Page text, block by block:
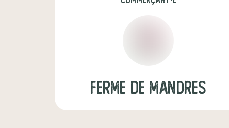
ferme de mandres